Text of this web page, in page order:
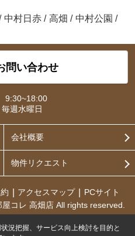
中村日赤 / 高畑 / 中村公園 /
問い合わせ
9:30~18:00
毎週水曜日
会社概要
物件リクエスト
アクセスマップ
PCサイト
コレ 高畑店 All rights reserved.
況把握、サービス向上検討を目的と